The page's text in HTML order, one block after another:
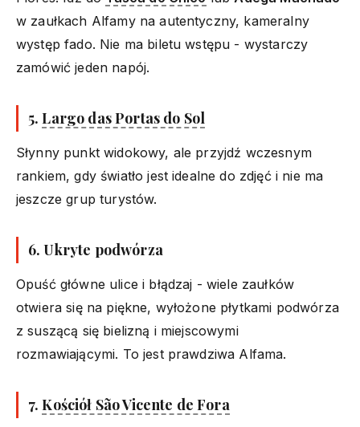
w zaułkach Alfamy na autentyczny, kameralny
występ fado. Nie ma biletu wstępu - wystarczy
zamówić jeden napój.
5.Largo das Portas do Sol
Słynny punkt widokowy, ale przyjdź wczesnym
rankiem, gdy światło jest idealne do zdjęć i nie ma
jeszcze grup turystów.
6. Ukryte podwórza
Opuść główne ulice i błądzaj - wiele zaułków
otwiera się na piękne, wyłożone płytkami podwórza
z suszącą się bielizną i miejscowymi
rozmawiającymi. To jest prawdziwa Alfama.
7.Kościół São Vicente de Fora